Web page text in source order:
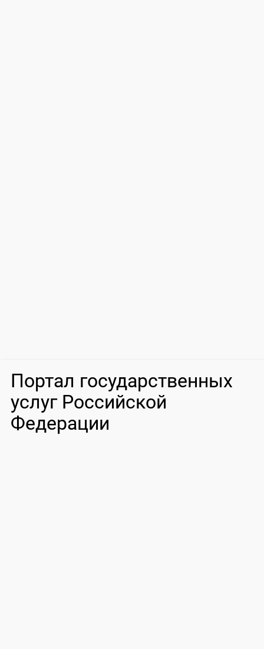
Портал государственных
услуг Российской
Федерации